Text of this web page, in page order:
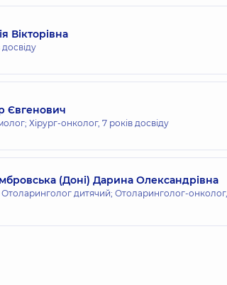
Вікторівна
досвіду
Євгенович
Хірург-онколог, 7 років досвіду
(Доні) Дарина Олександрівна
дитячий; Отоларинголог-онколог,